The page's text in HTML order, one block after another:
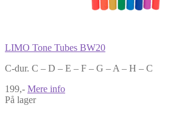
LIMO Tone Tubes BW20
C-dur. C – D – E – F – G – A – H – C
199,- Mere info
På lager